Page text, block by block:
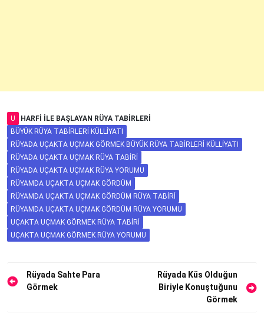
U
HARFI ILE BAŞLAYAN RÜYA TABIRLERI
BÜYÜK RÜYA TABIRLERI KÜLLIYATI
RÜYADA UÇAKTA UÇMAK GÖRMEK BÜYÜK RÜYA TABIRLERI KÜLLIYATI
RÜYADA UÇAKTA UÇMAK RÜYA TABIRI
RÜYADA UÇAKTA UÇMAK RÜYA YORUMU
RÜYAMDA UÇAKTA UÇMAK GÖRDÜM
RÜYAMDA UÇAKTA UÇMAK GÖRDÜM RÜYA TABIRI
RÜYAMDA UÇAKTA UÇMAK GÖRDÜM RÜYA YORUMU
UÇAKTA UÇMAK GÖRMEK RÜYA TABIRI
UÇAKTA UÇMAK GÖRMEK RÜYA YORUMU
Yazı
gezinmesi
Rüyada Sahte Para
Görmek
Rüyada Küs Olduğun
Biriyle Konuştuğunu
Görmek